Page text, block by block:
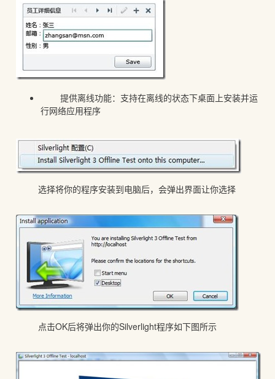
提供离线功能：支持在离线的状态下桌面上安装并运
行网络应用程序
选择将你的程序安装到电脑后，会弹出界面让你选择
点击OK后将弹出你的Silverlight程序如下图所示